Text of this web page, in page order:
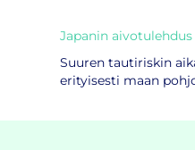
Japanin aivotulehdus
Suuren tautiriskin
erityisesti maan